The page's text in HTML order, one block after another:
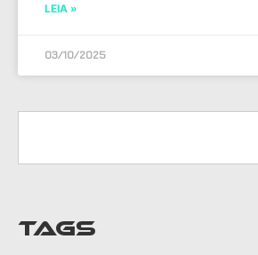
LEIA »
03/10/2025
TAGS